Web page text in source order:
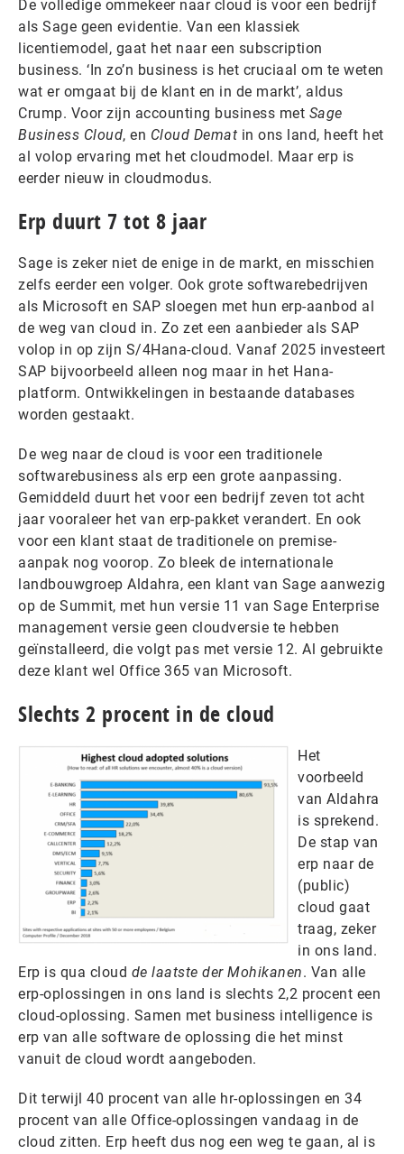
De volledige ommekeer naar cloud is voor een bedrijf
als Sage geen evidentie. Van een klassiek
licentiemodel, gaat het naar een subscription
business. ‘In zo’n business is het cruciaal om te weten
wat er omgaat bij de klant en in de markt’, aldus
Crump. Voor zijn accounting business met Sage
Business Cloud, en Cloud Demat in ons land, heeft het
al volop ervaring met het cloudmodel. Maar erp is
eerder nieuw in cloudmodus.
Erp duurt 7 tot 8 jaar
Sage is zeker niet de enige in de markt, en misschien
zelfs eerder een volger. Ook grote softwarebedrijven
als Microsoft en SAP sloegen met hun erp-aanbod al
de weg van cloud in. Zo zet een aanbieder als SAP
volop in op zijn S/4Hana-cloud. Vanaf 2025 investeert
SAP bijvoorbeeld alleen nog maar in het Hana-
platform. Ontwikkelingen in bestaande databases
worden gestaakt.
De weg naar de cloud is voor een traditionele
softwarebusiness als erp een grote aanpassing.
Gemiddeld duurt het voor een bedrijf zeven tot acht
jaar vooraleer het van erp-pakket verandert. En ook
voor een klant staat de traditionele on premise-
aanpak nog voorop. Zo bleek de internationale
landbouwgroep Aldahra, een klant van Sage aanwezig
op de Summit, met hun versie 11 van Sage Enterprise
management versie geen cloudversie te hebben
geïnstalleerd, die volgt pas met versie 12. Al gebruikte
deze klant wel Office 365 van Microsoft.
Slechts 2 procent in de cloud
Het
voorbeeld
van Aldahra
is sprekend.
De stap van
erp naar de
(public)
cloud gaat
traag, zeker
in ons land.
Erp is qua cloud de laatste der Mohikanen. Van alle
erp-oplossingen in ons land is slechts 2,2 procent een
cloud-oplossing. Samen met business intelligence is
erp van alle software de oplossing die het minst
vanuit de cloud wordt aangeboden.
Dit terwijl 40 procent van alle hr-oplossingen en 34
procent van alle Office-oplossingen vandaag in de
cloud zitten. Erp heeft dus nog een weg te gaan, al is